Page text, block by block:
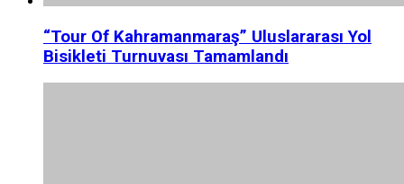
“Tour Of Kahramanmaraş” Uluslararası Yol
Bisikleti Turnuvası Tamamlandı